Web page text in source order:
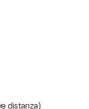
distanza)